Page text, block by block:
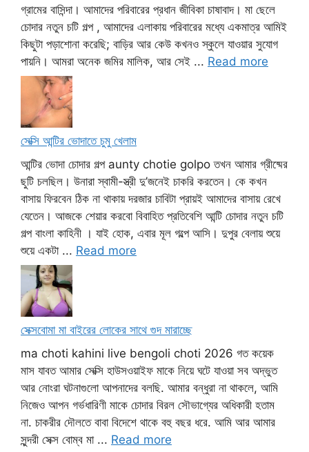
গ্রামের বাসিন্দা। আমাদের পরিবারের প্রধান জীবিকা চাষাবাদ। মা ছেলে
চোদার নতুন চটি গল্প , আমাদের এলাকায় পরিবারের মধ্যে একমাত্র আমিই
কিছুটা পড়াশোনা করেছি; বাড়ির আর কেউ কখনও স্কুলে যাওয়ার সুযোগ
পায়নি। আমরা অনেক জমির মালিক, আর সেই ... Read more
সেক্সি আন্টির ভোদাতে চুমু খেলাম
আন্টির ভোদা চোদার গল্প aunty chotie golpo তখন আমার গ্রীষ্মের
ছুটি চলছিল। উনারা স্বামী-স্ত্রী দু’জনেই চাকরি করতেন। কে কখন
বাসায় ফিরবেন ঠিক না থাকায় দরজার চাবিটা প্রায়ই আমাদের বাসায় রেখে
যেতেন। আজকে শেয়ার করবো বিবাহিত প্রতিবেশি আন্টি চোদার নতুন চটি
গল্প বাংলা কাহিনী । যাই হোক, এবার মূল গল্পে আসি। দুপুর বেলায় শুয়ে
শুয়ে একটা ... Read more
সেক্সবোমা মা বাইরের লোকের সাথে গুদ মারাচ্ছে
ma choti kahini live bengoli choti 2026 গত কয়েক
মাস যাবত আমার সেক্সি হাউসওয়াইফ মাকে নিয়ে ঘটে যাওয়া সব অদ্ভুত
আর নোংরা ঘটনাগুলো আপনাদের বলছি. আমার বন্ধুরা না থাকলে, আমি
নিজেও আপন গর্ভধারিণী মাকে চোদার বিরল সৌভাগ্যের অধিকারী হতাম
না. চাকরীর দৌলতে বাবা বিদেশে থাকে বহু বছর ধরে. আমি আর আমার
সুন্দরী সেক্স বোম্ব মা ... Read more